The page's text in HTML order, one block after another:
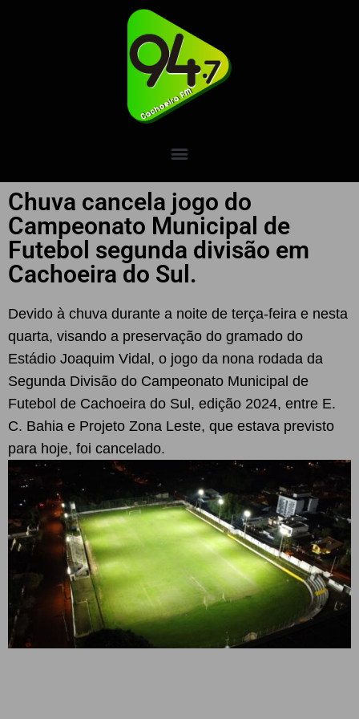
Chuva cancela jogo do
Campeonato Municipal de
Futebol segunda divisão em
Cachoeira do Sul.
Devido à chuva durante a noite de terça-feira e nesta
quarta, visando a preservação do gramado do
Estádio Joaquim Vidal, o jogo da nona rodada da
Segunda Divisão do Campeonato Municipal de
Futebol de Cachoeira do Sul, edição 2024, entre E.
C. Bahia e Projeto Zona Leste, que estava previsto
para hoje, foi cancelado.